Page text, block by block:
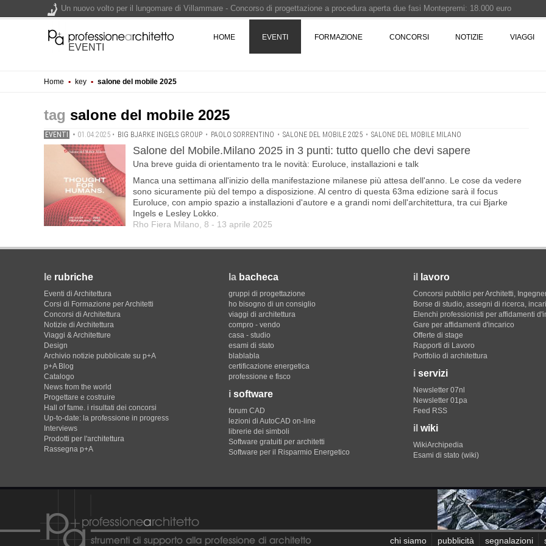
EVENTI
HOME EVENTI FORMAZIONE CONCORSI NOTIZIE VIAGGI
Home ▪ key ▪ salone del mobile 2025
salone del mobile 2025
EVENTI • 01.04.2025 • BIG BJARKE INGELS GROUP • PAOLO SORRENTINO • SALONE DEL MOBILE 2025 • SALONE DEL MOBILE MILANO
Salone del Mobile.Milano 2025 in 3 punti: tutto quello che devi sapere
Una breve guida di orientamento tra le novità: Euroluce, installazioni e talk
Manca una settimana all'inizio della manifestazione milanese più attesa dell'anno. Le cose da vedere
sono sicuramente più del tempo a disposizione. Al centro di questa 63ma edizione sarà il focus
Euroluce, con ampio spazio a installazioni d'autore e a grandi nomi dell'architettura, tra cui Bjarke
Ingels e Lesley Lokko.
Rho Fiera Milano, 8 - 13 aprile 2025
le rubriche
Eventi di Architettura
Corsi di Formazione per Architetti
Concorsi di Architettura
Notizie di Architettura
Viaggi & Architetture
Design
Archivio notizie pubblicate su p+A
p+A Blog
Catalogo
News from the world
Progettare e costruire
Hall of fame. i risultati dei concorsi
Up-to-date: la professione in progress
Interviews
Prodotti per l'architettura
Rassegna p+A
la bacheca
gruppi di progettazione
ho bisogno di un consiglio
viaggi di architettura
compro - vendo
casa - studio
esami di stato
blablabla
certificazione energetica
professione e fisco
i software
forum CAD
lezioni di AutoCAD on-line
librerie dei simboli
Software gratuiti per architetti
Software per il Risparmio Energetico
il lavoro
Concorsi pubblici per Architetti,
Borse di studio, assegni di ricerca,
Elenchi professionisti per affidamenti
Gare per affidamenti d'incarico
Offerte di stage
Rapporti di Lavoro
Portfolio di architettura
i servizi
Newsletter 07nl
Newsletter 01pa
Feed RSS
il wiki
WikiArchipedia
Esami di stato (wiki)
chi siamo pubblicità segnalazioni
Un nuovo volto per il lungomare di Villammare - Concorso di progettazione a procedura aperta due fasi Montepremi: 18.000 euro
L'obbligo di aggiornamento del Psc non decade se il cantiere è fermo - La pronuncia della Corte di Cassazione
Premio Bruno Zevi 2026: saggi storico-critici inediti sull'architettura - XX edizione promossa dalla Fondazione Bruno Zevi